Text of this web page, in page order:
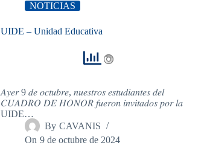
NOTICIAS
UIDE – Unidad Educativa
𝐴𝑦𝑒𝑟 9 𝑑𝑒 𝑜𝑐𝑡𝑢𝑏𝑟𝑒, 𝑛𝑢𝑒𝑠𝑡𝑟𝑜𝑠 𝑒𝑠𝑡𝑢𝑑𝑖𝑎𝑛𝑡𝑒𝑠 𝑑𝑒𝑙
𝐶𝑈𝐴𝐷𝑅𝑂 𝐷𝐸 𝐻𝑂𝑁𝑂𝑅 𝑓𝑢𝑒𝑟𝑜𝑛 𝑖𝑛𝑣𝑖𝑡𝑎𝑑𝑜𝑠 𝑝𝑜𝑟 𝑙𝑎
UIDE…
By CAVANIS
On 9 de octubre de 2024